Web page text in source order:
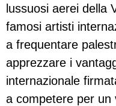
lussuosi aerei della
famosi artisti
a frequentare
apprezzare i
internazionale
a competere per un